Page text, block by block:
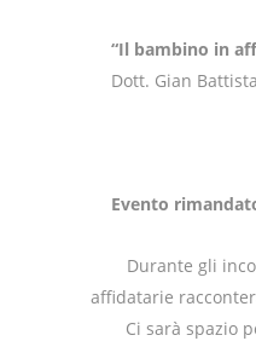
“Il bambino in
Dott. Gian
Evento
Durante gli
affidatarie
Ci sarà spazio